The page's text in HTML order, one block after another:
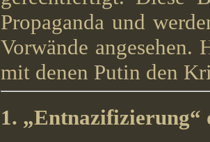
Propaganda und
Vorwände angesehen.
mit denen Putin den
1. „Entnazifizierung“